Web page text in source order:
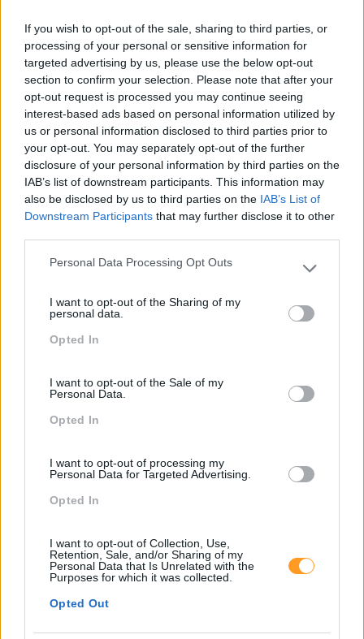
If you wish to opt-out of the sale, sharing to third parties, or
processing of your personal or sensitive information for
targeted advertising by us, please use the below opt-out
section to confirm your selection. Please note that after your
opt-out request is processed you may continue seeing
interest-based ads based on personal information utilized by
us or personal information disclosed to third parties prior to
your opt-out. You may separately opt-out of the further
disclosure of your personal information by third parties on the
IAB’s list of downstream participants. This information may
also be disclosed by us to third parties on the IAB’s List of
Downstream Participants that may further disclose it to other
Please note that this website/app uses one or more Google
not limited to your visit or usage behaviour. You may click to
grant or deny consent to Google and its third-party tags to
use your data for below specified purposes in below Google
Personal Data Processing Opt Outs
I want to opt-out of the Sharing of my
personal data.
Opted In
I want to opt-out of the Sale of my
Personal Data.
Opted In
I want to opt-out of processing my
Personal Data for Targeted Advertising.
Opted In
I want to opt-out of Collection, Use,
Retention, Sale, and/or Sharing of my
Personal Data that Is Unrelated with the
Purposes for which it was collected.
Opted Out
Anterior
ENTENDER O CÉREBRO
VAI SER ESSENCIAL
PARA OS LÍDERES
Seguinte
QUANTO É QUE A
PRIVAÇÃO DE SONO
ESTÁ A CUSTAR ÀS
EMPRESAS?
Também Poderá Gostar
Sustentabilidade
Dos Líderes?
Criatividade É Das
Competências Mais
Pesquisa